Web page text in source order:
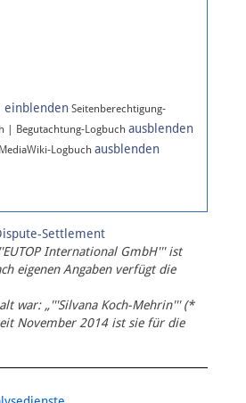
einblenden Seitenberechtigung-
| Begutachtung-Logbuch ausblenden
Logbuch ausblenden
Settlement
International GmbH''' ist
eigenen Angaben verfügt die
war: „'''Silvana Koch-Mehrin''' (*
November 2014 ist sie für die